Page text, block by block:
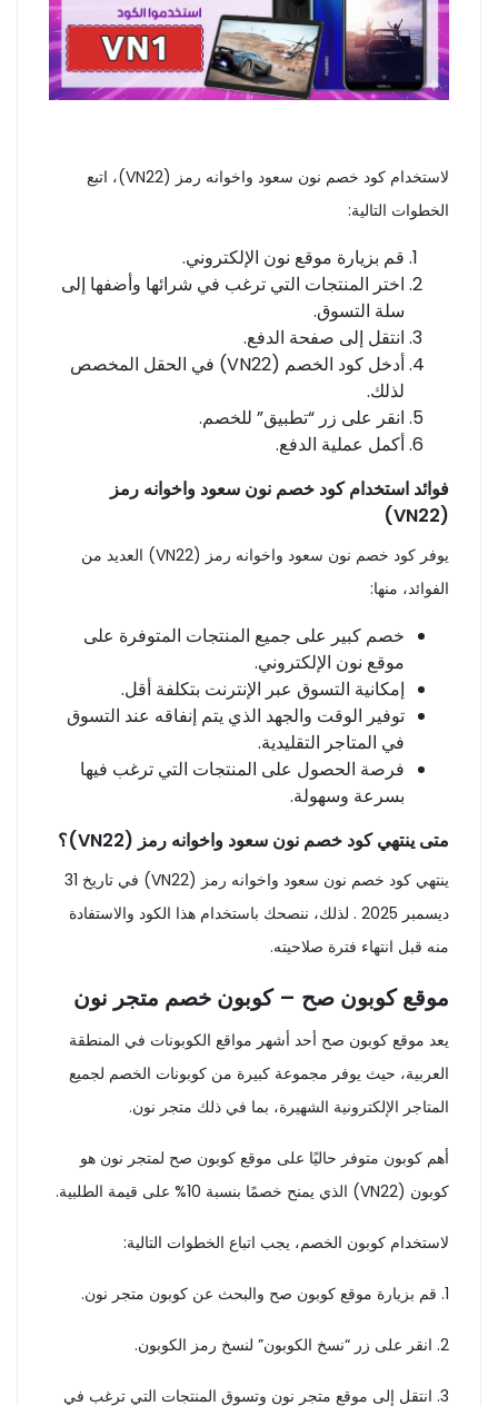
لاستخدام كود خصم نون سعود واخوانه رمز (VN22)، اتبع
الخطوات التالية:
قم بزيارة موقع نون الإلكتروني.
اختر المنتجات التي ترغب في شرائها وأضفها إلى
سلة التسوق.
انتقل إلى صفحة الدفع.
أدخل كود الخصم (VN22) في الحقل المخصص
لذلك.
انقر على زر “تطبيق” للخصم.
أكمل عملية الدفع.
فوائد استخدام كود خصم نون سعود واخوانه رمز
(VN22)
يوفر كود خصم نون سعود واخوانه رمز (VN22) العديد من
الفوائد، منها:
خصم كبير على جميع المنتجات المتوفرة على
موقع نون الإلكتروني.
إمكانية التسوق عبر الإنترنت بتكلفة أقل.
توفير الوقت والجهد الذي يتم إنفاقه عند التسوق
في المتاجر التقليدية.
فرصة الحصول على المنتجات التي ترغب فيها
بسرعة وسهولة.
متى ينتهي كود خصم نون سعود واخوانه رمز (VN22)؟
ينتهي كود خصم نون سعود واخوانه رمز (VN22) في تاريخ 31
ديسمبر 2025 . لذلك، ننصحك باستخدام هذا الكود والاستفادة
منه قبل انتهاء فترة صلاحيته.
موقع كوبون صح – كوبون خصم متجر نون
يعد موقع كوبون صح أحد أشهر مواقع الكوبونات في المنطقة
العربية، حيث يوفر مجموعة كبيرة من كوبونات الخصم لجميع
المتاجر الإلكترونية الشهيرة، بما في ذلك متجر نون.
أهم كوبون متوفر حاليًا على موقع كوبون صح لمتجر نون هو
كوبون (VN22) الذي يمنح خصمًا بنسبة 10% على قيمة الطلبية.
لاستخدام كوبون الخصم، يجب اتباع الخطوات التالية:
1. قم بزيارة موقع كوبون صح والبحث عن كوبون متجر نون.
2. انقر على زر “نسخ الكوبون” لنسخ رمز الكوبون.
3. انتقل إلى موقع متجر نون وتسوق المنتجات التي ترغب في